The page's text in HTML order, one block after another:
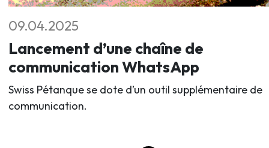
09.04.2025
Lancement d’une chaîne de
communication WhatsApp
Swiss Pétanque se dote d’un outil supplémentaire de
communication.